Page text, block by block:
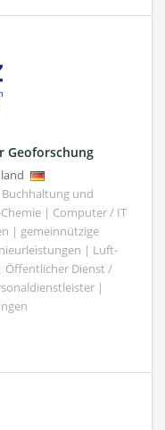
Geoforschung
und
| Computer / IT
| gemeinnützige
| Luft-
Öffentlicher Dienst /
|